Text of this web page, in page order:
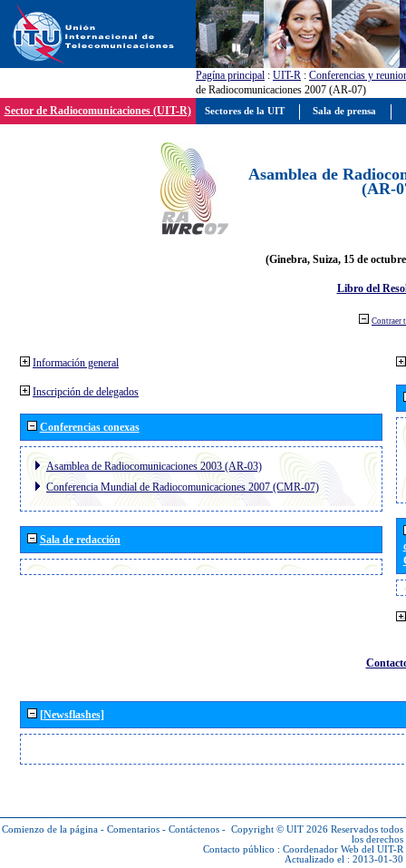
Pagína principal : UIT-R : Conferencias y
de Radiocomunicaciones 2007 (AR-07)
Sector de Radiocomunicaciones (UIT-R)
Asamblea de
(AR-
(Ginebra, Suiza, 15 de
Libro del
Contraer
Información general
Inscripción de delegados
Conferencias conexas
Asamblea de Radiocomunicaciones 2003 (AR-03)
Conferencia Mundial de Radiocomunicaciones 2007 (CMR-07)
Sala de redacción
[Newsflashes]
Comienzo de la página - Comentarios - Contáctenos - Copyright © UIT 2026 Reservados todos
los derechos
Contacto público : Coordenador Web del UIT-R
Actualizado el : 2013-01-30
Sectores de la UIT Sala de prensa